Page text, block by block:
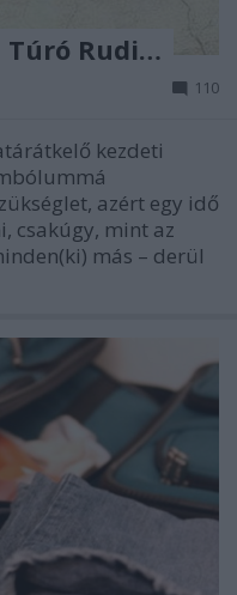
Túró Rudi…
110
kezdeti
azért egy idő
csakúgy, mint az
más – derül